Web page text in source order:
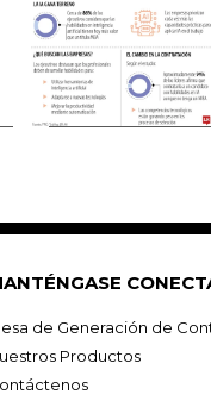
de Generación de
Productos